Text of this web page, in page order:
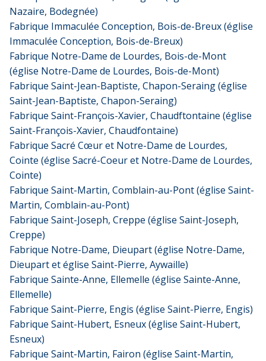
Nazaire, Bodegnée)
Fabrique Immaculée Conception, Bois-de-Breux (église
Immaculée Conception, Bois-de-Breux)
Fabrique Notre-Dame de Lourdes, Bois-de-Mont
(église Notre-Dame de Lourdes, Bois-de-Mont)
Fabrique Saint-Jean-Baptiste, Chapon-Seraing (église
Saint-Jean-Baptiste, Chapon-Seraing)
Fabrique Saint-François-Xavier, Chaudftontaine (église
Saint-François-Xavier, Chaudfontaine)
Fabrique Sacré Cœur et Notre-Dame de Lourdes,
Cointe (église Sacré-Coeur et Notre-Dame de Lourdes,
Cointe)
Fabrique Saint-Martin, Comblain-au-Pont (église Saint-
Martin, Comblain-au-Pont)
Fabrique Saint-Joseph, Creppe (église Saint-Joseph,
Creppe)
Fabrique Notre-Dame, Dieupart (église Notre-Dame,
Dieupart et église Saint-Pierre, Aywaille)
Fabrique Sainte-Anne, Ellemelle (église Sainte-Anne,
Ellemelle)
Fabrique Saint-Pierre, Engis (église Saint-Pierre, Engis)
Fabrique Saint-Hubert, Esneux (église Saint-Hubert,
Esneux)
Fabrique Saint-Martin, Fairon (église Saint-Martin,